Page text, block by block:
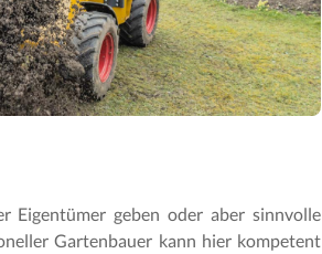
Eigentümer geben oder aber sinnvolle
Gartenbauer kann hier kompetent